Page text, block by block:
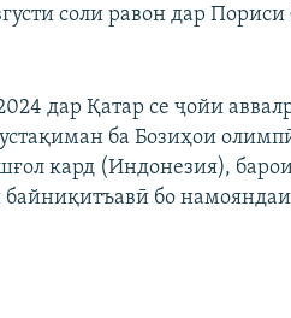
соли равон дар Пориси
дар Қатар се ҷойи
ба Бозиҳои
кард (Индонезия),
байниқитъавӣ бо